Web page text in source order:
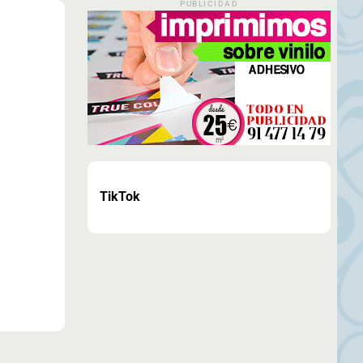
PUBLICIDAD
TikTok